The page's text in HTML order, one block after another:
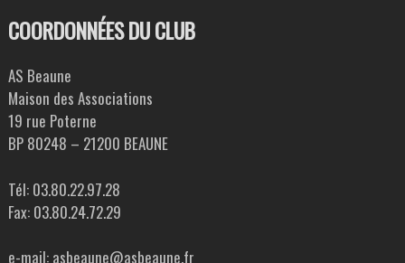
COORDONNÉES DU CLUB
AS Beaune
Maison des Associations
19 rue Poterne
BP 80248 – 21200 BEAUNE
Tél: 03.80.22.97.28
Fax: 03.80.24.72.29
e-mail: asbeaune@asbeaune.fr